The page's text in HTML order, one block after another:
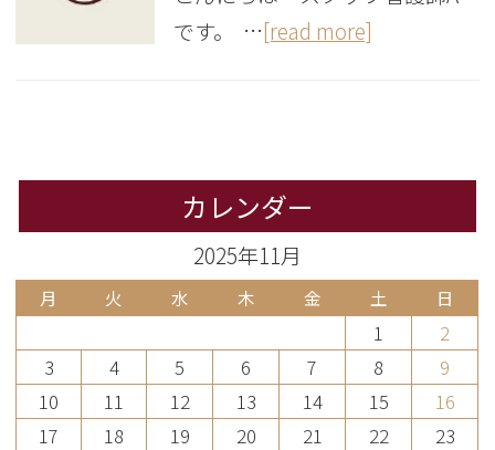
です。 …[read more]
カレンダー
2025年11月
月 火 水 木 金 土 日
1
2
3
4 5 6 7 8
9
10
11 12 13 14 15
16
17
18 19 20 21 22
23